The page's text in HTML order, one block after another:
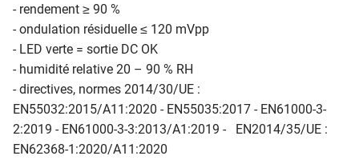
- rendement ≥ 90 %
- ondulation résiduelle ≤ 120 mVpp
- LED verte = sortie DC OK
- humidité relative 20 – 90 % RH
- directives, normes 2014/30/UE :
EN55032:2015/A11:2020 - EN55035:2017 - EN61000-3-
2:2019 - EN61000-3-3:2013/A1:2019 - EN2014/35/UE :
EN62368-1:2020/A11:2020